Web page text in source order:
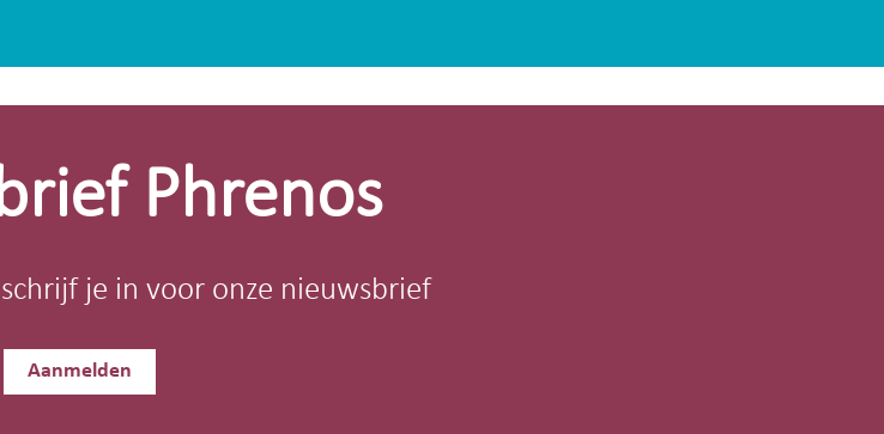
Phrenos
je in voor onze nieuwsbrief
Aanmelden